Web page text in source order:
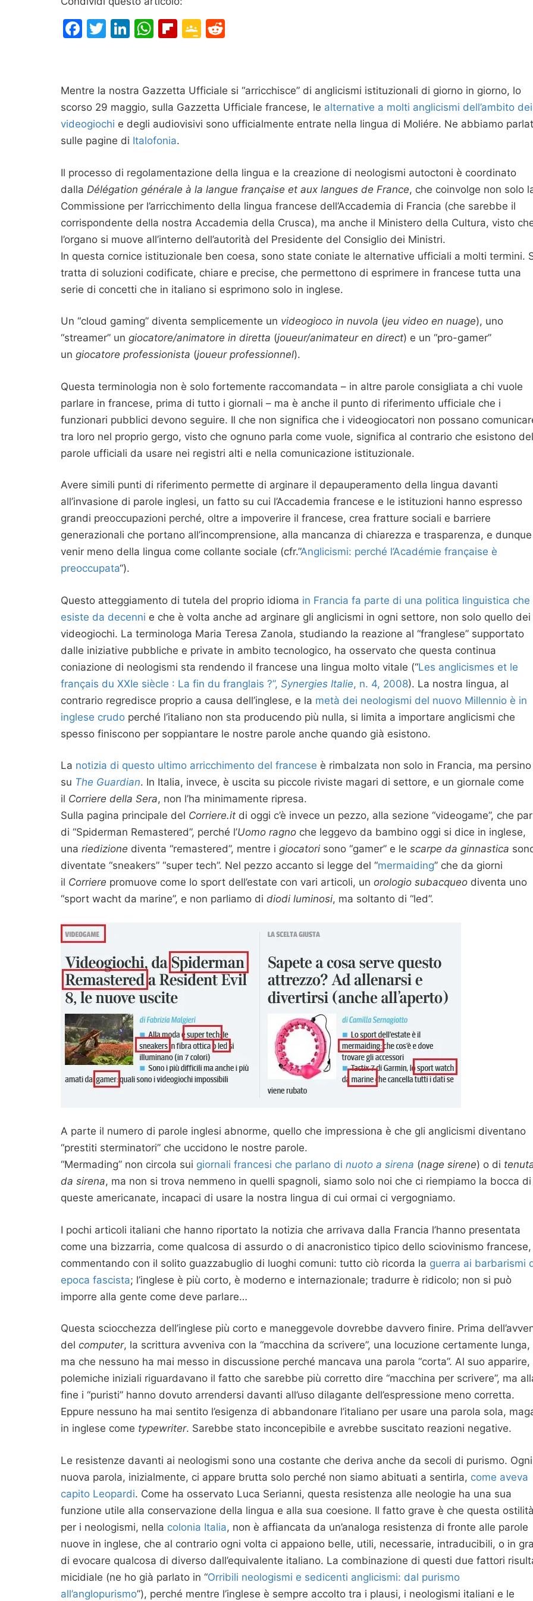
Facebook
Twitter
LinkedIn
WhatsApp
Flipboard
Google
Mentre la nostra Gazzetta Ufficiale si “arricchisce” di anglicismi istituzionali di giorno in giorno, lo
scorso 29 maggio, sulla Gazzetta Ufficiale francese, le alternative a molti anglicismi dell’ambito dei
videogiochi e degli audiovisivi sono ufficialmente entrate nella lingua di Moliére. Ne abbiamo
sulle pagine di Italofonia.
Il processo di regolamentazione della lingua e la creazione di neologismi autoctoni è coordinato
dalla Délégation générale à la langue française et aux langues de France, che coinvolge non solo
Commissione per l’arricchimento della lingua francese dell’Accademia di Francia (che sarebbe il
corrispondente della nostra Accademia della Crusca), ma anche il Ministero della Cultura, visto
l’organo si muove all’interno dell’autorità del Presidente del Consiglio dei Ministri.
In questa cornice istituzionale ben coesa, sono state coniate le alternative ufficiali a molti termini.
tratta di soluzioni codificate, chiare e precise, che permettono di esprimere in francese tutta una
serie di concetti che in italiano si esprimono solo in inglese.
Un “cloud gaming” diventa semplicemente un videogioco in nuvola (jeu video en nuage), uno
“streamer” un giocatore/animatore in diretta (joueur/animateur en direct) e un “pro-gamer”
un giocatore professionista (joueur professionnel).
Questa terminologia non è solo fortemente raccomandata – in altre parole consigliata a chi vuole
parlare in francese, prima di tutto i giornali – ma è anche il punto di riferimento ufficiale che i
funzionari pubblici devono seguire. Il che non significa che i videogiocatori non possano
tra loro nel proprio gergo, visto che ognuno parla come vuole, significa al contrario che esistono
parole ufficiali da usare nei registri alti e nella comunicazione istituzionale.
Avere simili punti di riferimento permette di arginare il depauperamento della lingua davanti
all’invasione di parole inglesi, un fatto su cui l’Accademia francese e le istituzioni hanno espresso
grandi preoccupazioni perché, oltre a impoverire il francese, crea fratture sociali e barriere
generazionali che portano all’incomprensione, alla mancanza di chiarezza e trasparenza, e
venir meno della lingua come collante sociale (cfr.”Anglicismi: perché l’Académie française è
preoccupata“).
Questo atteggiamento di tutela del proprio idioma in Francia fa parte di una politica linguistica che
esiste da decenni e che è volta anche ad arginare gli anglicismi in ogni settore, non solo quello dei
videogiochi. La terminologa Maria Teresa Zanola, studiando la reazione al “franglese” supportato
dalle iniziative pubbliche e private in ambito tecnologico, ha osservato che questa continua
coniazione di neologismi sta rendendo il francese una lingua molto vitale (“Les anglicismes et le
français du XXIe siècle : La fin du franglais ?”, Synergies Italie, n. 4,‎ 2008). La nostra lingua, al
contrario regredisce proprio a causa dell’inglese, e la metà dei neologismi del nuovo Millennio è in
inglese crudo perché l’italiano non sta producendo più nulla, si limita a importare anglicismi che
spesso finiscono per soppiantare le nostre parole anche quando già esistono.
La notizia di questo ultimo arricchimento del francese è rimbalzata non solo in Francia, ma persino
su The Guardian. In Italia, invece, è uscita su piccole riviste magari di settore, e un giornale come
il Corriere della Sera, non l’ha minimamente ripresa.
Sulla pagina principale del Corriere.it di oggi c’è invece un pezzo, alla sezione “videogame”, che
di “Spiderman Remastered”, perché l’Uomo ragno che leggevo da bambino oggi si dice in inglese,
una riedizione diventa “remastered”, mentre i giocatori sono “gamer” e le scarpe da ginnastica
diventate “sneakers” “super tech”. Nel pezzo accanto si legge del “mermaiding” che da giorni
il Corriere promuove come lo sport dell’estate con vari articoli, un orologio subacqueo diventa uno
“sport wacht da marine”, e non parliamo di diodi luminosi, ma soltanto di “led”.
A parte il numero di parole inglesi abnorme, quello che impressiona è che gli anglicismi diventano
“prestiti sterminatori” che uccidono le nostre parole.
“Mermading” non circola sui giornali francesi che parlano di nuoto a sirena (nage sirene) o di
da sirena, ma non si trova nemmeno in quelli spagnoli, siamo solo noi che ci riempiamo la bocca di
queste americanate, incapaci di usare la nostra lingua di cui ormai ci vergogniamo.
I pochi articoli italiani che hanno riportato la notizia che arrivava dalla Francia l’hanno presentata
come una bizzarria, come qualcosa di assurdo o di anacronistico tipico dello sciovinismo francese,
commentando con il solito guazzabuglio di luoghi comuni: tutto ciò ricorda la guerra ai barbarismi
epoca fascista; l’inglese è più corto, è moderno e internazionale; tradurre è ridicolo; non si può
imporre alla gente come deve parlare…
Questa sciocchezza dell’inglese più corto e maneggevole dovrebbe davvero finire. Prima
del computer, la scrittura avveniva con la “macchina da scrivere”, una locuzione certamente lunga,
ma che nessuno ha mai messo in discussione perché mancava una parola “corta”. Al suo apparire,
polemiche iniziali riguardavano il fatto che sarebbe più corretto dire “macchina per scrivere”, ma
fine i “puristi” hanno dovuto arrendersi davanti all’uso dilagante dell’espressione meno corretta.
Eppure nessuno ha mai sentito l’esigenza di abbandonare l’italiano per usare una parola sola,
in inglese come typewriter. Sarebbe stato inconcepibile e avrebbe suscitato reazioni negative.
Le resistenze davanti ai neologismi sono una costante che deriva anche da secoli di purismo. Ogni
nuova parola, inizialmente, ci appare brutta solo perché non siamo abituati a sentirla, come aveva
capito Leopardi. Come ha osservato Luca Serianni, questa resistenza alle neologie ha una sua
funzione utile alla conservazione della lingua e alla sua coesione. Il fatto grave è che questa
per i neologismi, nella colonia Italia, non è affiancata da un’analoga resistenza di fronte alle parole
nuove in inglese, che al contrario ogni volta ci appaiono belle, utili, necessarie, intraducibili, o in
di evocare qualcosa di diverso dall’equivalente italiano. La combinazione di questi due fattori
micidiale (ne ho già parlato in “Orribili neologismi e sedicenti anglicismi: dal purismo
all’anglopurismo”), perché mentre l’inglese è sempre accolto tra i plausi, i neologismi italiani e le